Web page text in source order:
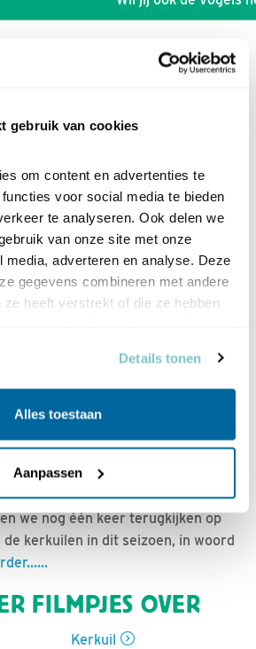
gebruik van cookies
om content en advertenties te
voor social media te bieden
te analyseren. Ook delen we
van onze site met onze
media, adverteren en analyse. Deze
gegevens combineren met andere
ze heeft verstrekt of die ze hebben
Details tonen
Alles toestaan
Aanpassen
DIT FILMPJE
in vogelvlucht
dit filmpje|
langzaamaan overgaat in Beleef
binnenkort tijd om afscheid te
en ons favoriete
we nog één keer terugkijken op
kerkuilen in dit seizoen, in woord
FILMPJES OVER
Kerkuil